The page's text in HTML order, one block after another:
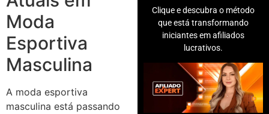
Moda
Esportiva
Masculina
A moda esportiva
masculina está passando
Clique e descubra o método
que está transformando
iniciantes em afiliados
lucrativos.